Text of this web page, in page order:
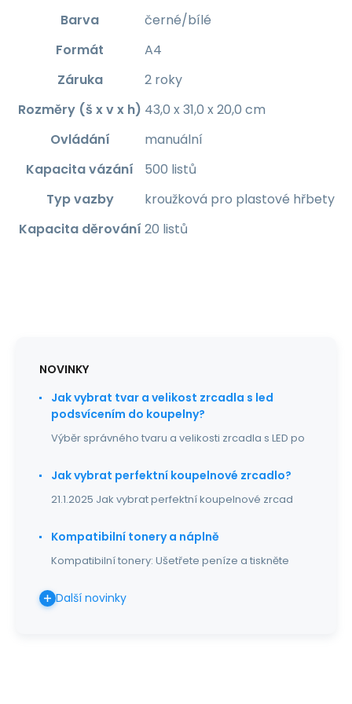
Barva
černé/bílé
Formát
A4
Záruka
2 roky
Rozměry (š x v x h) 43,0 x 31,0 x 20,0 cm
Ovládání
manuální
Kapacita vázání
500 listů
Typ vazby
kroužková pro plastové hřbety
Kapacita děrování 20 listů
NOVINKY
Jak vybrat tvar a velikost zrcadla s led
podsvícením do koupelny?
Výběr správného tvaru a velikosti zrcadla s LED po
Jak vybrat perfektní koupelnové zrcadlo?
21.1.2025 Jak vybrat perfektní koupelnové zrcad
Kompatibilní tonery a náplně
Kompatibilní tonery: Ušetřete peníze a tiskněte
Další novinky